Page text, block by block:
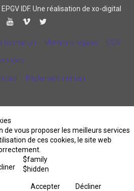
IDF. Une réalisation de xo-digital
formation Mentions légales CGV
Règlement intérieur
de vous proposer les meilleurs services
de ces cookies, le site web
$family
$hidden
Accepter Décliner